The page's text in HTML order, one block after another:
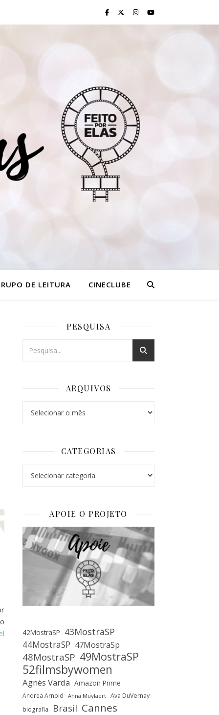
DE LEITURA CINECLUBE
PESQUISA
ARQUIVOS
CATEGORIAS
APOIE O PROJETO
42MostraSP 43MostraSP
44MostraSP 47MostraSp
48MostraSP 49MostraSP
52filmsbywomen
Agnès Varda Amazon Prime
Andrea Arnold Anna Muylaert Ava DuVernay
biografia Brasil Cannes